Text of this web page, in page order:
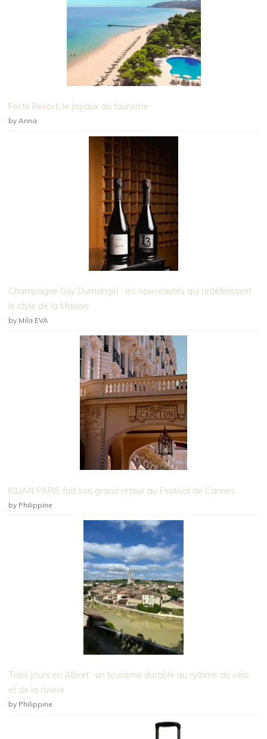
Forte Resort, le joyaux du tourisme
by Anna
Champagne Guy Dumangin : les nouveautés qui redéfinissent
le style de la Maison
by Mila EVA
KILIAN PARIS fait son grand retour au Festival de Cannes
by Philippine
Trois jours en Albret : un tourisme durable au rythme du vélo
et de la rivière
by Philippine